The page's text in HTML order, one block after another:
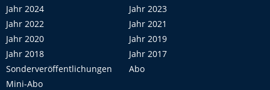
Jahr 2024
Jahr 2023
Jahr 2022
Jahr 2021
Jahr 2020
Jahr 2019
Jahr 2018
Jahr 2017
Sonderveröffentlichungen
Abo
Mini-Abo